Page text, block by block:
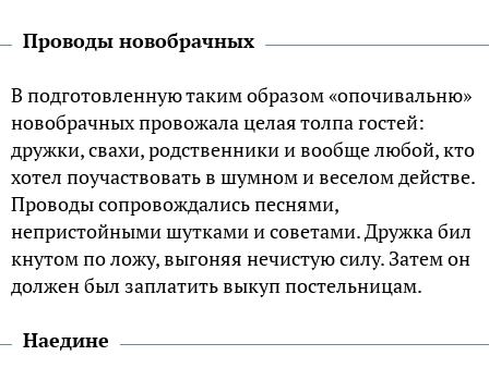
Проводы новобрачных
В подготовленную таким образом «опочивальню»
новобрачных провожала целая толпа гостей:
дружки, свахи, родственники и вообще любой, кто
хотел поучаствовать в шумном и веселом действе.
Проводы сопровождались песнями,
непристойными шутками и советами. Дружка бил
кнутом по ложу, выгоняя нечистую силу. Затем он
должен был заплатить выкуп постельницам.
Наедине